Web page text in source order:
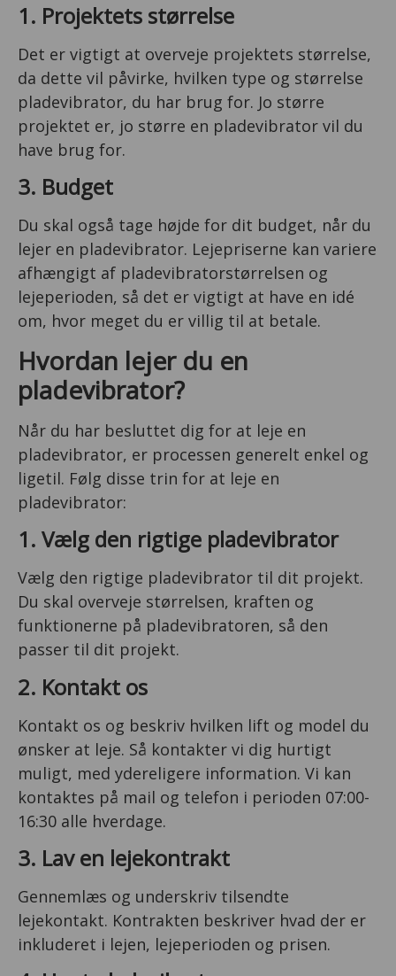
1. Projektets størrelse
Det er vigtigt at overveje projektets størrelse,
da dette vil påvirke, hvilken type og størrelse
pladevibrator, du har brug for. Jo større
projektet er, jo større en pladevibrator vil du
have brug for.
3. Budget
Du skal også tage højde for dit budget, når du
lejer en pladevibrator. Lejepriserne kan variere
afhængigt af pladevibratorstørrelsen og
lejeperioden, så det er vigtigt at have en idé
om, hvor meget du er villig til at betale.
Hvordan lejer du en
pladevibrator?
Når du har besluttet dig for at leje en
pladevibrator, er processen generelt enkel og
ligetil. Følg disse trin for at leje en
pladevibrator:
1. Vælg den rigtige pladevibrator
Vælg den rigtige pladevibrator til dit projekt.
Du skal overveje størrelsen, kraften og
funktionerne på pladevibratoren, så den
passer til dit projekt.
2. Kontakt os
Kontakt os og beskriv hvilken lift og model du
ønsker at leje. Så kontakter vi dig hurtigt
muligt, med ydereligere information. Vi kan
kontaktes på mail og telefon i perioden 07:00-
16:30 alle hverdage.
3. Lav en lejekontrakt
Gennemlæs og underskriv tilsendte
lejekontakt. Kontrakten beskriver hvad der er
inkluderet i lejen, lejeperioden og prisen.